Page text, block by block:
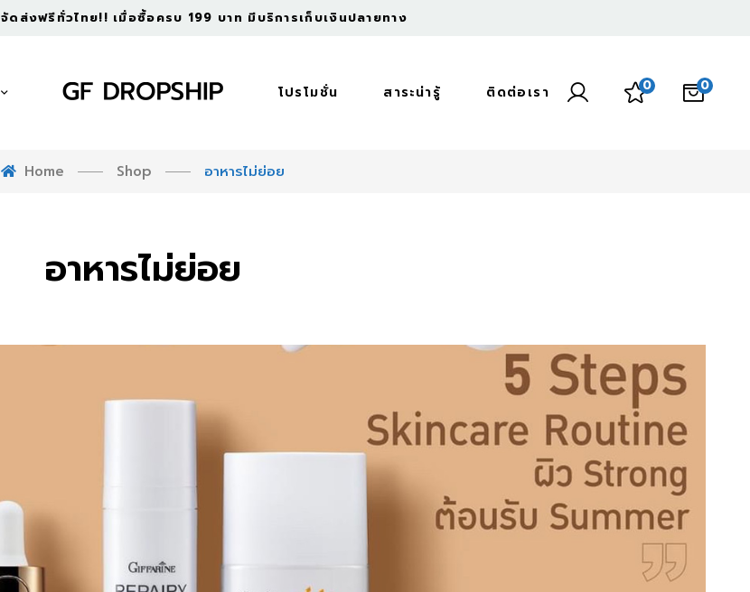
จัดส่งฟรีทั่วไทย!! เมื่อซื้อครบ 199 บาท มีบริการเก็บเงินปลายทาง
โปรโมชั่น สาระน่ารู้ ติดต่อเรา 0 0
Home Shop อาหารไม่ย่อย
อาหารไม่ย่อย